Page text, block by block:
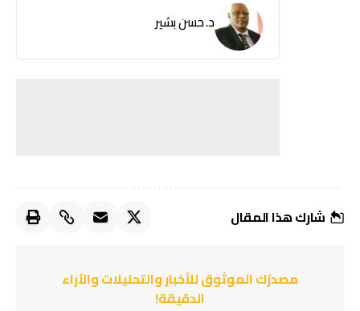
د. حسن بشير
شارك هذا المقال
مصدرُك الموثوق للأخبار والتحليلات والآراء
الدقيقة!